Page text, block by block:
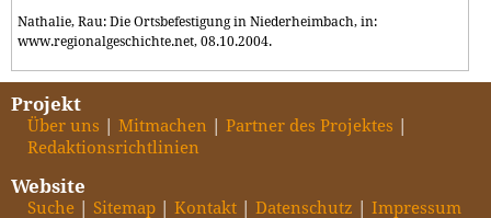
Nathalie, Rau: Die Ortsbefestigung in Niederheimbach, in:
www.regionalgeschichte.net, 08.10.2004.
Projekt
Über uns Mitmachen
Partner des Projektes
Redaktionsrichtlinien
Website
Suche Sitemap Kontakt Datenschutz Impressum